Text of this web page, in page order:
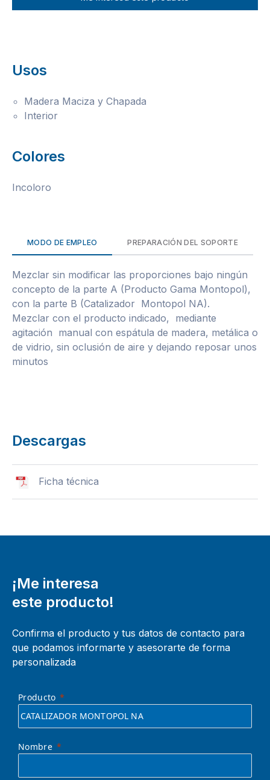
Usos
Madera Maciza y Chapada
Interior
Colores
Incoloro
MODO DE EMPLEO PREPARACIÓN DEL SOPORTE
Mezclar sin modificar las proporciones bajo ningún
concepto de la parte A (Producto Gama Montopol),
con la parte B (Catalizador Montopol NA).
Mezclar con el producto indicado, mediante
agitación manual con espátula de madera, metálica o
de vidrio, sin oclusión de aire y dejando reposar unos
minutos
Descargas
Ficha técnica
¡Me interesa
este producto!
Confirma el producto y tus datos de contacto para
que podamos informarte y asesorarte de forma
personalizada
Producto
Nombre